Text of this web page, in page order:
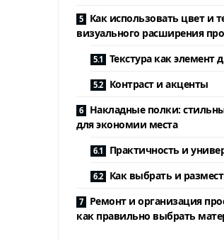
Как использовать цвет и
визуального расширения
Текстура как элемент
Контраст и акценты
Накладные полки:
для экономии места
Практичность и
Как выбрать и
Ремонт и организация
как правильно выбрать